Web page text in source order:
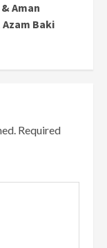
Aman
Baki
Required